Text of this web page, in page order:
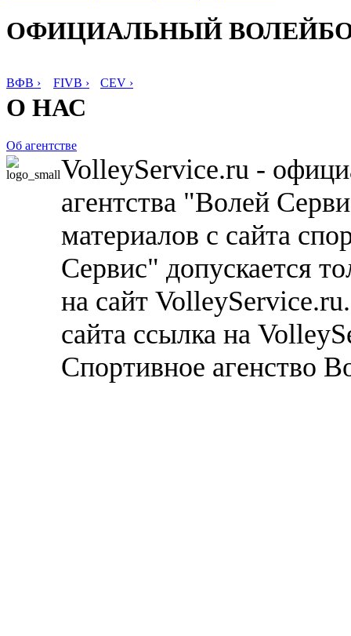
ОФИЦИАЛЬНЫЙ
ВФВ › FIVB › CEV ›
О НАС
Об агентстве
VolleyService.ru -
агентства "Волей
материалов с сайта
Сервис" допускается
на сайт
сайта ссылка на
Спортивное агенство